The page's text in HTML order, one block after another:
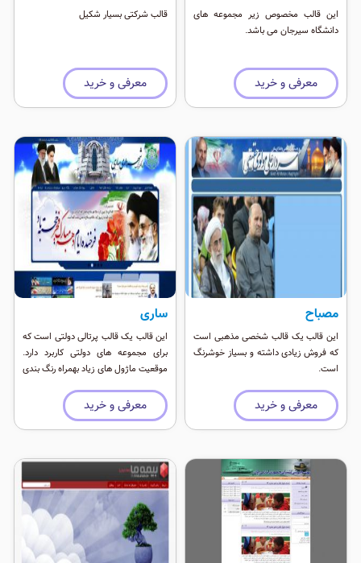
این قالب مخصوص زیر مجموعه های
دانشگاه سیرجان می باشد.
معرفی و خرید
قالب شرکتی بسیار شکیل
معرفی و خرید
مصباح
این قالب یک قالب شخصی مذهبی است
که فروش زیادی داشته و بسیاز خوشرنگ
است.
معرفی و خرید
ساری
این قالب یک قالب پرتالی دولتی است که
برای مجموعه های دولتی کاربرد دارد.
موقعیت ماژول های زیاد بهمراه رنگ بندی
قالب است.معرفی و خرید